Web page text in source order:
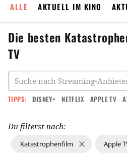
ALLE AKTUELL IM KINO
Die besten
TV
TIPPS: DISNEY+ NETFLIX APPLE TV
Du filterst nach:
Katastrophenfilm Apple